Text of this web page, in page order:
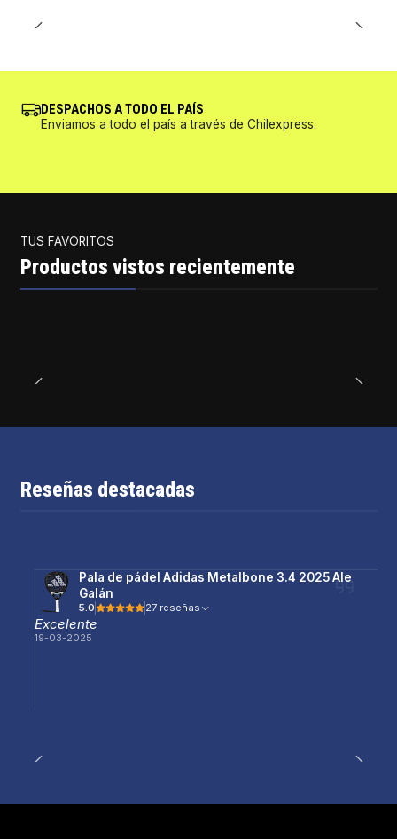
DESPACHOS A TODO EL PAÍS
Enviamos a todo el país a través de Chilexpress.
TUS FAVORITOS
Productos vistos recientemente
Reseñas destacadas
Pala de pádel Adidas Metalbone 3.4 2025 Ale
Galán
5.0 27 reseñas
Excelente
19-03-2025